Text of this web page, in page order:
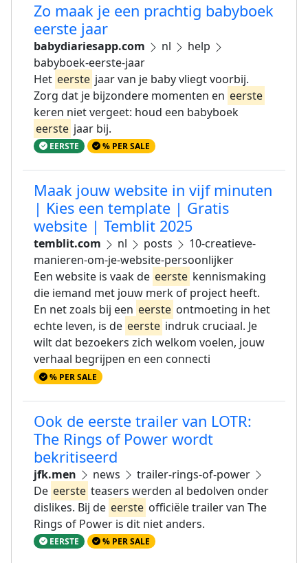
Zo maak je een prachtig babyboek
eerste jaar
babydiariesapp.com nl
help
babyboek-eerste-jaar
Het eerste jaar van je baby vliegt voorbij.
Zorg dat je bijzondere momenten en eerste
keren niet vergeet: houd een babyboek
eerste jaar bij.
EERSTE % PER SALE
Maak jouw website in vijf minuten
| Kies een template | Gratis
website | Temblit 2025
temblit.com nl posts
10-creatieve-
manieren-om-je-website-persoonlijker
Een website is vaak de eerste kennismaking
die iemand met jouw merk of project heeft.
En net zoals bij een eerste ontmoeting in het
echte leven, is de eerste indruk cruciaal. Je
wilt dat bezoekers zich welkom voelen, jouw
verhaal begrijpen en een connecti
% PER SALE
Ook de eerste trailer van LOTR:
The Rings of Power wordt
bekritiseerd
jfk.men news
trailer-rings-of-power
De eerste teasers werden al bedolven onder
dislikes. Bij de eerste officiële trailer van The
Rings of Power is dit niet anders.
EERSTE % PER SALE